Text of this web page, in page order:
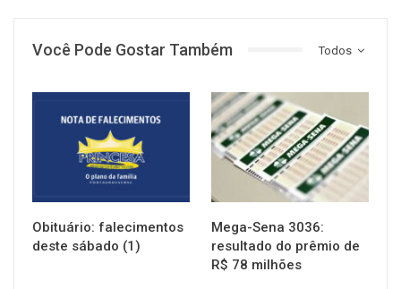
Todos
Você Pode Gostar Também
Obituário: falecimentos
deste sábado (1)
NOTÍCIAS
Mega-Sena 3036:
resultado do prêmio de
R$ 78 milhões